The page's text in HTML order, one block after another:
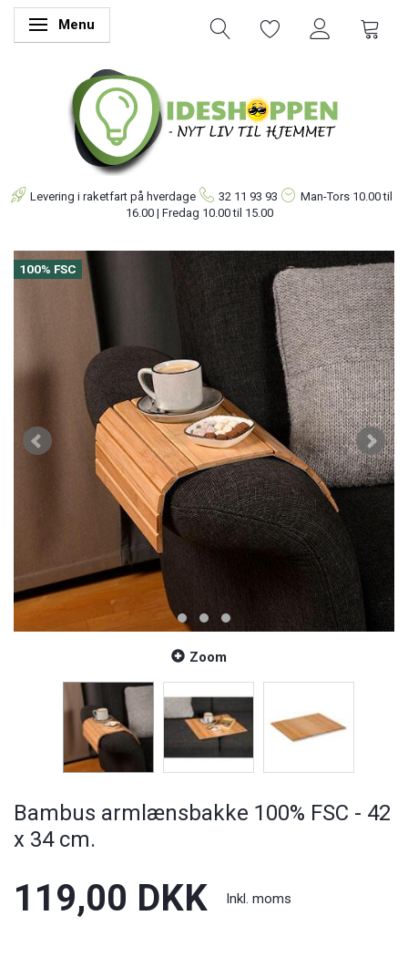
Skifte navigation
Menu
Levering i raketfart på hverdage 32 11 93 93 Man-Tors 10.00 til
16.00 | Fredag 10.00 til 15.00
100% FSC
Zoom
Bambus armlænsbakke 100% FSC - 42
x 34 cm.
119,00 DKK Inkl. moms